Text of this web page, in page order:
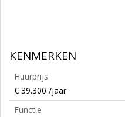
KENMERKEN
Huurprijs
€ 39.300 /jaar
Functie